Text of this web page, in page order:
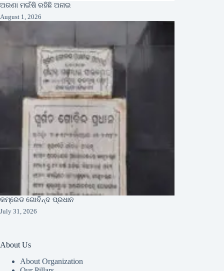
ଅରଣା ମଇଁଷି ରହିଛି ଅନାଇ
August 1, 2026
କମ୍ରେଡ ଗୋବିନ୍ଦ ପ୍ରଧାନ
July 31, 2026
About Us
About Organization